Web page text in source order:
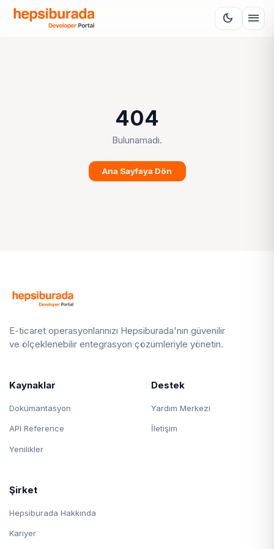
dark_mode menu
404
Bulunamadı.
Ana Sayfaya Dön
E-ticaret operasyonlarınızı Hepsiburada'nın güvenilir
ve ölçeklenebilir entegrasyon çözümleriyle yönetin.
Kaynaklar
Dokümantasyon
API Reference
Yenilikler
Destek
Yardım Merkezi
İletişim
Şirket
Hepsiburada Hakkında
Kariyer